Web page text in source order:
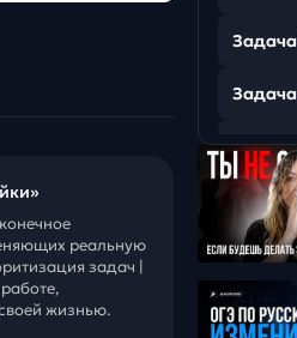
реальную
задач |
жизнью.
Задача
Задача
Задача